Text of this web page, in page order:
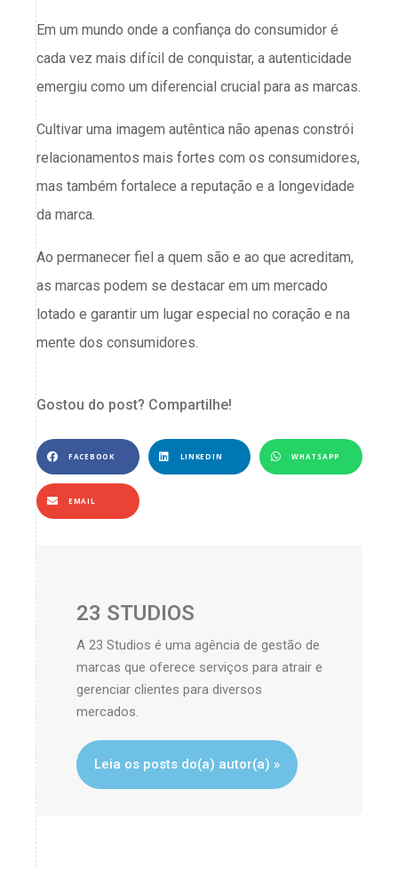
Em um mundo onde a confiança do consumidor é
cada vez mais difícil de conquistar, a autenticidade
emergiu como um diferencial crucial para as marcas.
Cultivar uma imagem autêntica não apenas constrói
relacionamentos mais fortes com os consumidores,
mas também fortalece a reputação e a longevidade
da marca.
Ao permanecer fiel a quem são e ao que acreditam,
as marcas podem se destacar em um mercado
lotado e garantir um lugar especial no coração e na
mente dos consumidores.
Gostou do post? Compartilhe!
FACEBOOK LINKEDIN WHATSAPP
EMAIL
23 STUDIOS
A 23 Studios é uma agência de gestão de
marcas que oferece serviços para atrair e
gerenciar clientes para diversos
mercados.
Leia os posts do(a) autor(a) »